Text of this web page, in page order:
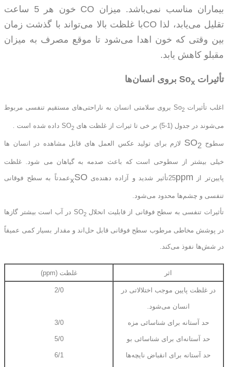
بیماران مناسب نمی‌باشد. میزان CO
خون هر 5 ساعت
تقلیل می‌یابد، لذا COبا غلظت بالا می‌تواند با گذشت زمان
بین وقتی که خون اهدا می‌شود تا موقع مصرف به میزان
مقبلو کاهش یابد.
تأثیرات Sox بروی انسان‌ها
اغلب تأثیرات So2 بروی سلامتی انسان به ناراحتی‌های مستقیم تنفسی مربوط
می‌شوند در جدول (1-5) بر خی تا ثیرات از غلظت های SO2 داده شده است .
سطوح SO2 لازم برای تولید عکس العمل های قابل مشاهده در انسان ها
خیلی بیشتر از سطوحی است که باعث صدمه به گیاهان می شود. غلظت
پایین‌تر از ppm25تأثیر شدید و آزاده دهنده‌ی SO
xعمدتاً به سطح فوقانی
تنفسی و چشم‌ها محدود می‌شود.
تأثیرات تنفسی به سطح فوقانی از قابلیت انحلال SO2 در آب است بیشتر گازها
در پوشش مخاطی مرطوب سطح فوقانی قابل حل‌اند و مقدار بسیار کمی عمیقاً
در شش‌ها نفوذ می‌کند.
اثر غلظت(ppm)
در غلظت پایین موجب اختلالاتی در
انسان می‌شود.
حد آستانه برای شناسائی مزه
حد آستانه‌ای برای شناسائی بو
حد آستانه برای انقباض نایچه‌ها
2/0
3/0
5/0
6/1